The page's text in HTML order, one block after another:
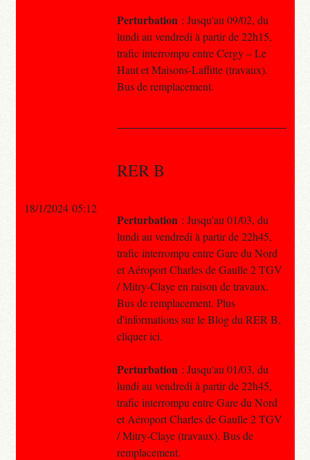
Perturbation : Jusqu'au 09/02, du
lundi au vendredi à partir de 22h15,
trafic interrompu entre Cergy – Le
Haut et Maisons-Laffitte (travaux).
Bus de remplacement.
RER B
Perturbation : Jusqu'au 01/03, du
lundi au vendredi à partir de 22h45,
trafic interrompu entre Gare du Nord
et Aéroport Charles de Gaulle 2 TGV
/ Mitry-Claye en raison de travaux.
Bus de remplacement. Plus
d'informations sur le Blog du RER B,
cliquer ici.
Perturbation : Jusqu'au 01/03, du
lundi au vendredi à partir de 22h45,
trafic interrompu entre Gare du Nord
et Aéroport Charles de Gaulle 2 TGV
/ Mitry-Claye (travaux). Bus de
remplacement.
18/1/2024 05:12